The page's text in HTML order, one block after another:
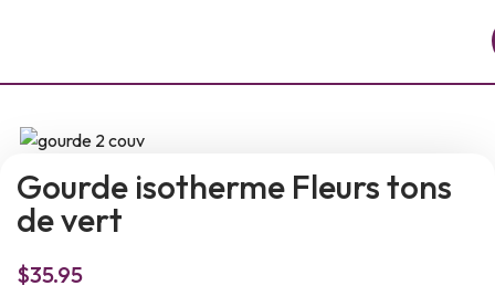
Gourde isotherme Fleurs tons
de vert
$35.95